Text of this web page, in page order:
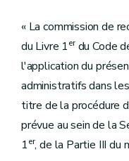
« La commission de
du Livre 1erdu Code
l'application du
administratifs dans
titre de la procédure
prévue au sein de la
1er, de la Partie III du